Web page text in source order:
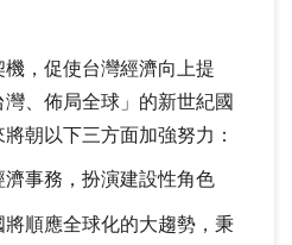
，促使台灣經濟向上提
、佈局全球」的新世紀國
朝以下三方面加強努力：
濟事務，扮演建設性角色
順應全球化的大趨勢，秉